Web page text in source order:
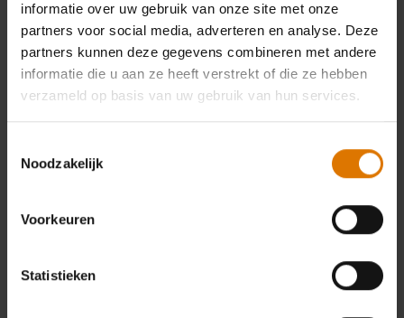
informatie over uw gebruik van onze site met onze
partners voor social media, adverteren en analyse. Deze
partners kunnen deze gegevens combineren met andere
informatie die u aan ze heeft verstrekt of die ze hebben
verzameld op basis van uw gebruik van hun services.
Noodzakelijk
Voorkeuren
Statistieken
winnaars moeten binnen 7 dagen na de
kennisgeving reageren om te bevestigen
dat ze de prijs accepteren. Indien
winnaars niet binnen deze periode
Organisator zich het recht voor deze
in staat is om de prijs in ontvangst te